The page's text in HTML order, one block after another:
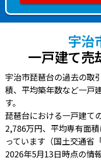
宇治
一戸建て売
宇治市琵琶台の過去の取
積、平均築年数など一戸
す。
琵琶台における一戸建て
2,786万円、 平均専有面
っています（国土交通省
2026年5月13日時点の情